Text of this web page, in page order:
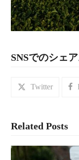
SNSでのシェ
Twitter
Related Posts